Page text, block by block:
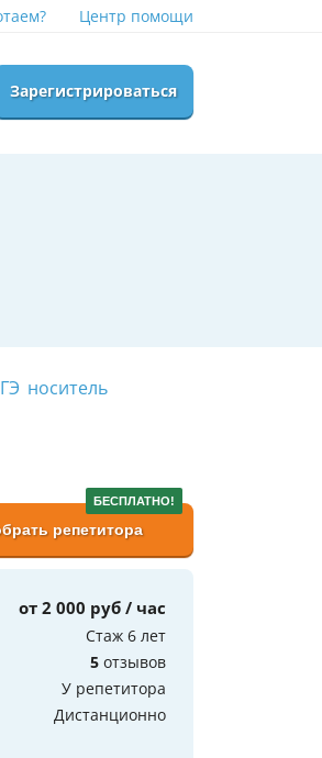
Центр помощи
Зарегистрироваться
носитель
БЕСПЛАТНО!
репетитора
от 2 000 руб / час
Стаж 6 лет
5 отзывов
У репетитора
Дистанционно